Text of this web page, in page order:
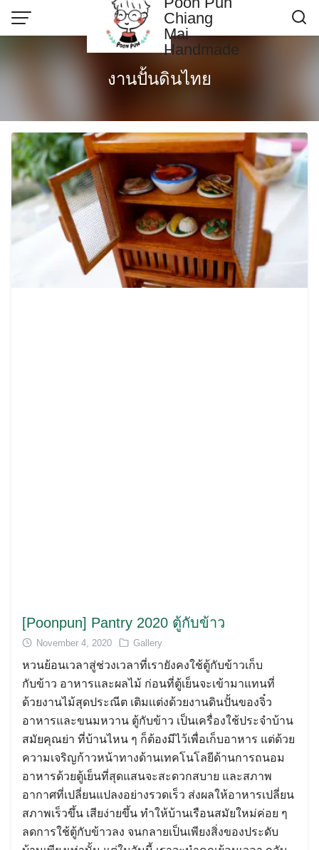
Chiang
Mai
Handmade
Poonpun Thai Clay
Sample Page
งานปั้นดินไทย
[Poonpun] Pantry 2020 ตู้กับข้าว
November 4, 2020 Gallery
หวนย้อนเวลาสู่ช่วงเวลาที่เรายังคงใช้ตู้กับข้าวเก็บ
กับข้าว อาหารและผลไม้ ก่อนที่ตู้เย็นจะเข้ามาแทนที่
ด้วยงานไม้สุดประณีต เติมเเต่งด้วยงานดินปั้นของจิ๋ว
อาหารและขนมหวาน ตู้กับข้าว เป็นเครื่องใช้ประจำบ้าน
สมัยคุณย่า ที่บ้านไหน ๆ ก็ต้องมีไว้เพื่อเก็บอาหาร แต่ด้วย
ความเจริญก้าวหน้าทางด้านเทคโนโลยีด้านการถนอม
อาหารด้วยตู้เย็นที่สุดแสนจะสะดวกสบาย และสภาพ
อากาศที่เปลี่ยนแปลงอย่างรวดเร็ว ส่งผลให้อาหารเปลี่ยน
สภาพเร็วขึ้น เสียง่ายขึ้น ทำให้บ้านเรือนสมัยใหม่ค่อย ๆ
ลดการใช้ตู้กับข้าวลง จนกลายเป็นเพียงสิ่งของประดับ